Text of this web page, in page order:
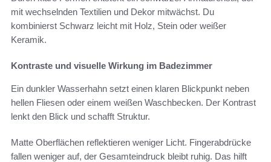
mit wechselnden Textilien und Dekor mitwächst. Du
kombinierst Schwarz leicht mit Holz, Stein oder weißer
Keramik.
Kontraste und visuelle Wirkung im Badezimmer
Ein dunkler Wasserhahn setzt einen klaren Blickpunkt neben
hellen Fliesen oder einem weißen Waschbecken. Der Kontrast
lenkt den Blick und schafft Struktur.
Matte Oberflächen reflektieren weniger Licht. Fingerabdrücke
fallen weniger auf, der Gesamteindruck bleibt ruhig. Das hilft